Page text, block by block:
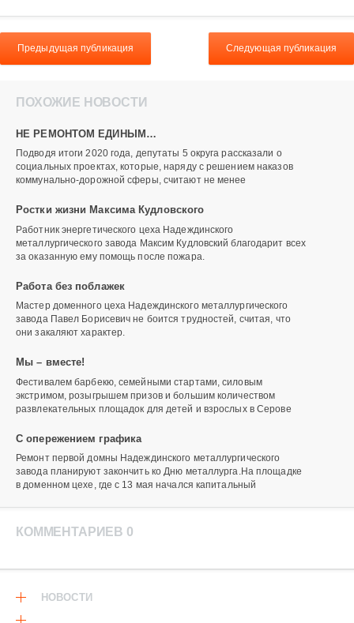
Предыдущая публикация Следующая публикация
ПОХОЖИЕ НОВОСТИ
НЕ РЕМОНТОМ ЕДИНЫМ…
Подводя итоги 2020 года, депутаты 5 округа рассказали о
социальных проектах, которые, наряду с решением наказов
коммунально-дорожной сферы, считают не менее
Ростки жизни Максима Кудловского
Работник энергетического цеха Надеждинского
металлургического завода Максим Кудловский благодарит всех
за оказанную ему помощь после пожара.
Работа без поблажек
Мастер доменного цеха Надеждинского металлургического
завода Павел Борисевич не боится трудностей, считая, что
они закаляют характер.
Мы – вместе!
Фестивалем барбекю, семейными стартами, силовым
экстримом, розыгрышем призов и большим количеством
развлекательных площадок для детей и взрослых в Серове
С опережением графика
Ремонт первой домны Надеждинского металлургического
завода планируют закончить ко Дню металлурга.На площадке
в доменном цехе, где с 13 мая начался капитальный
КОММЕНТАРИЕВ 0
НОВОСТИ